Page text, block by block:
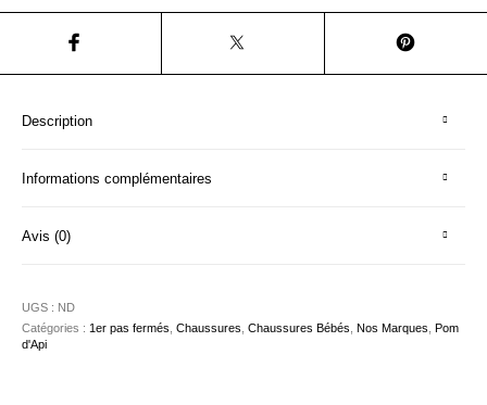
Description
Informations complémentaires
Avis (0)
UGS : ND
Catégories : 1er pas fermés ,Chaussures ,Chaussures Bébés Nos Marques
Pom
d'Api